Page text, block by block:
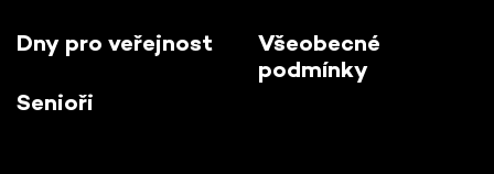
Dny pro veřejnost
Senioři
Všeobecné
podmínky